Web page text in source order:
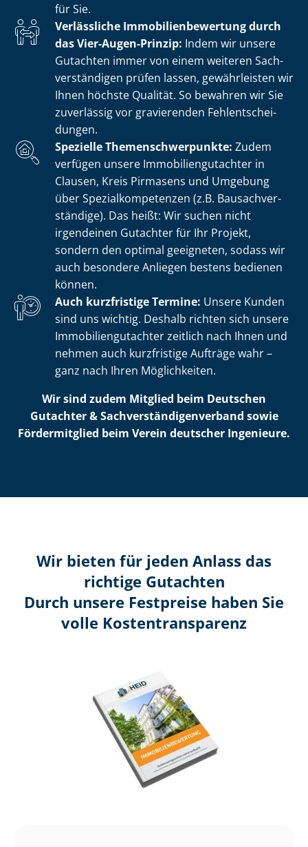
für Sie.
Verlässliche Im­mo­bi­li­en­be­wer­tung durch
das Vier-Augen-Prinzip: Indem wir unsere
Gutachten immer von einem weiteren Sach­
ver­stän­di­gen prüfen lassen, gewährleisten wir
Ihnen höchste Qualität. So bewahren wir Sie
zuverlässig vor gravierenden Fehl­ent­schei­
dun­gen.
Spezielle The­men­schwer­punk­te: Zudem
verfügen unsere Im­mo­bi­li­en­gut­ach­ter in
Clausen, Kreis Pirmasens und Umgebung
über Spe­zi­al­kom­pe­ten­zen (z.B. Bau­sach­ver­
stän­di­ge). Das heißt: Wir suchen nicht
irgendeinen Gutachter für Ihr Projekt,
sondern den optimal geeigneten, sodass wir
auch besondere Anliegen bestens bedienen
können.
Auch kurzfristige Termine: Unsere Kunden
sind uns wichtig. Deshalb richten sich unsere
Im­mo­bi­li­en­gut­ach­ter zeitlich nach Ihnen und
nehmen auch kurzfristige Aufträge wahr –
ganz nach Ihren Möglichkeiten.
Wir sind zudem Mitglied beim Deutschen
Gutachter & Sach­ver­stän­di­gen­ver­band sowie
Fördermitglied beim Verein deutscher Ingenieure.
Wir bieten für jeden Anlass das
richtige Gutachten
Durch unsere Festpreise haben Sie
volle Kosten­transparenz